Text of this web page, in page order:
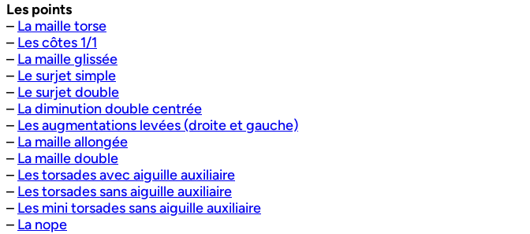
Les points
– La maille torse
– Les côtes 1/1
– La maille glissée
– Le surjet simple
– Le surjet double
– La diminution double centrée
– Les augmentations levées (droite et gauche)
– La maille allongée
– La maille double
– Les torsades avec aiguille auxiliaire
– Les torsades sans aiguille auxiliaire
– Les mini torsades sans aiguille auxiliaire
– La nope